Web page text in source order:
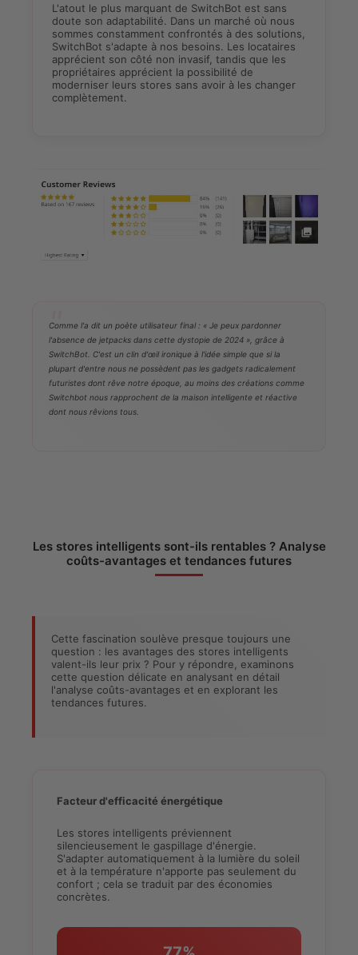
L'atout le plus marquant de SwitchBot est sans
doute son adaptabilité. Dans un marché où nous
sommes constamment confrontés à des solutions,
SwitchBot s'adapte à nos besoins. Les locataires
apprécient son côté non invasif, tandis que les
propriétaires apprécient la possibilité de
moderniser leurs stores sans avoir à les changer
complètement.
Comme l'a dit un poète utilisateur final : « Je peux pardonner
l'absence de jetpacks dans cette dystopie de 2024 », grâce à
SwitchBot. C'est un clin d'œil ironique à l'idée simple que si la
plupart d'entre nous ne possèdent pas les gadgets radicalement
futuristes dont rêve notre époque, au moins des créations comme
Switchbot nous rapprochent de la maison intelligente et réactive
dont nous rêvions tous.
Les stores intelligents sont-ils rentables ? Analyse
coûts-avantages et tendances futures
Cette fascination soulève presque toujours une
question : les avantages des stores intelligents
valent-ils leur prix ? Pour y répondre, examinons
cette question délicate en analysant en détail
l'analyse coûts-avantages et en explorant les
tendances futures.
Facteur d'efficacité énergétique
Les stores intelligents préviennent
silencieusement le gaspillage d'énergie.
S'adapter automatiquement à la lumière du soleil
et à la température n'apporte pas seulement du
confort ; cela se traduit par des économies
concrètes.